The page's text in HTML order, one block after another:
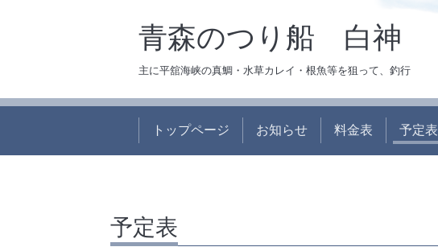
青森のつり船 白神
主に平舘海峡の真鯛・水草カレイ・根魚等を狙って、釣行
トップページ お知らせ 料金表 予定表
予定表